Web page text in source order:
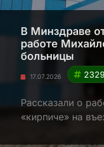
В Минздраве
работе
больницы
17.07.2026
Рассказали о
«кирпиче» на